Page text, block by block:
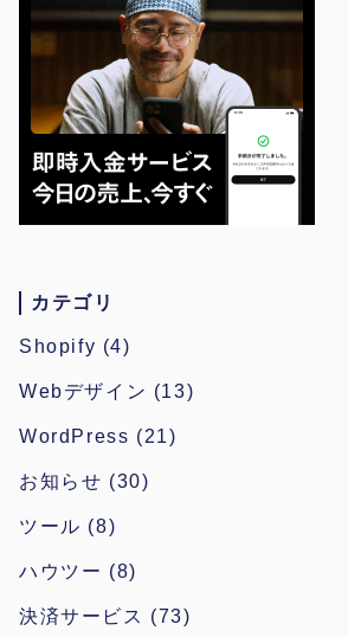
カテゴリ
Shopify (4)
Webデザイン (13)
WordPress (21)
お知らせ (30)
ツール (8)
ハウツー (8)
決済サービス (73)